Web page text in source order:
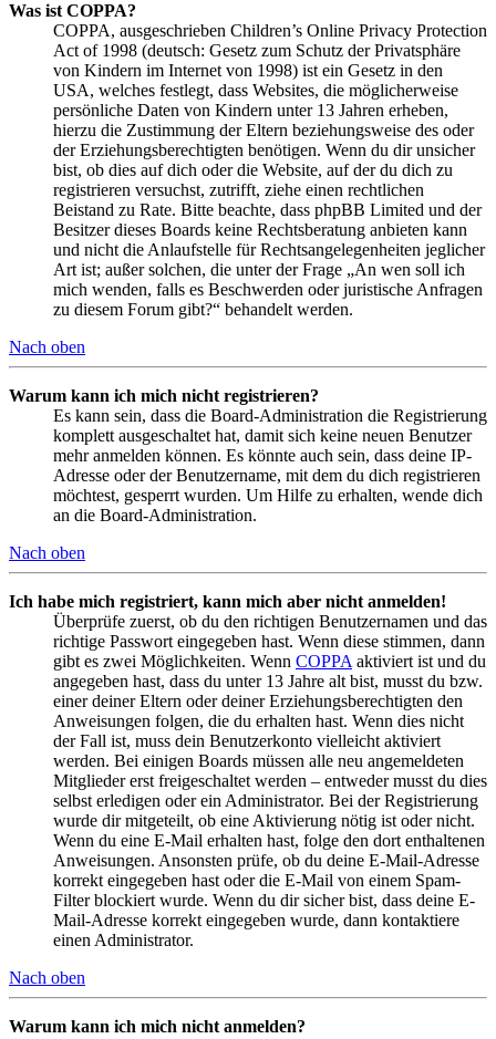
Was ist COPPA?
COPPA, ausgeschrieben Children’s Online Privacy Protection
Act of 1998 (deutsch: Gesetz zum Schutz der Privatsphäre
von Kindern im Internet von 1998) ist ein Gesetz in den
USA, welches festlegt, dass Websites, die möglicherweise
persönliche Daten von Kindern unter 13 Jahren erheben,
hierzu die Zustimmung der Eltern beziehungsweise des oder
der Erziehungsberechtigten benötigen. Wenn du dir unsicher
bist, ob dies auf dich oder die Website, auf der du dich zu
registrieren versuchst, zutrifft, ziehe einen rechtlichen
Beistand zu Rate. Bitte beachte, dass phpBB Limited und der
Besitzer dieses Boards keine Rechtsberatung anbieten kann
und nicht die Anlaufstelle für Rechtsangelegenheiten jeglicher
Art ist; außer solchen, die unter der Frage „An wen soll ich
mich wenden, falls es Beschwerden oder juristische Anfragen
zu diesem Forum gibt?“ behandelt werden.
Nach oben
Warum kann ich mich nicht registrieren?
Es kann sein, dass die Board-Administration die Registrierung
komplett ausgeschaltet hat, damit sich keine neuen Benutzer
mehr anmelden können. Es könnte auch sein, dass deine IP-
Adresse oder der Benutzername, mit dem du dich registrieren
möchtest, gesperrt wurden. Um Hilfe zu erhalten, wende dich
an die Board-Administration.
Nach oben
Ich habe mich registriert, kann mich aber nicht anmelden!
Überprüfe zuerst, ob du den richtigen Benutzernamen und das
richtige Passwort eingegeben hast. Wenn diese stimmen, dann
gibt es zwei Möglichkeiten. Wenn COPPA aktiviert ist und du
angegeben hast, dass du unter 13 Jahre alt bist, musst du bzw.
einer deiner Eltern oder deiner Erziehungsberechtigten den
Anweisungen folgen, die du erhalten hast. Wenn dies nicht
der Fall ist, muss dein Benutzerkonto vielleicht aktiviert
werden. Bei einigen Boards müssen alle neu angemeldeten
Mitglieder erst freigeschaltet werden – entweder musst du dies
selbst erledigen oder ein Administrator. Bei der Registrierung
wurde dir mitgeteilt, ob eine Aktivierung nötig ist oder nicht.
Wenn du eine E-Mail erhalten hast, folge den dort enthaltenen
Anweisungen. Ansonsten prüfe, ob du deine E-Mail-Adresse
korrekt eingegeben hast oder die E-Mail von einem Spam-
Filter blockiert wurde. Wenn du dir sicher bist, dass deine E-
Mail-Adresse korrekt eingegeben wurde, dann kontaktiere
einen Administrator.
Nach oben
Warum kann ich mich nicht anmelden?